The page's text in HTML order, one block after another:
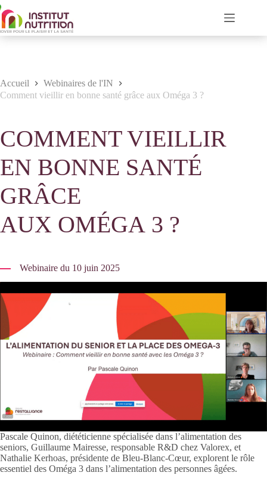
Passer
au
contenu
Accueil
Webinaires de l'IN
Comment vieillir en bonne santé grâce aux Oméga 3 ?
COMMENT VIEILLIR
EN BONNE SANTÉ
GRÂCE
AUX OMÉGA 3 ?
Webinaire du 10 juin 2025
Pascale Quinon, diététicienne spécialisée dans l’alimentation des
seniors, Guillaume Mairesse, responsable R&D chez Valorex, et
Nathalie Kerhoas, présidente de Bleu-Blanc-Cœur, explorent le rôle
essentiel des Oméga 3 dans l’alimentation des personnes âgées.